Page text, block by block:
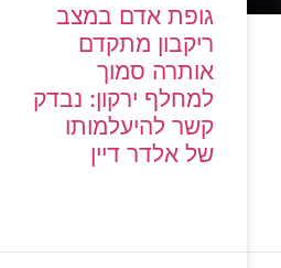
גופת אדם במצב
ריקבון מתקדם
אותרה סמוך
למחלף ירקון: נבדק
קשר להיעלמותו
של אלדר דיין